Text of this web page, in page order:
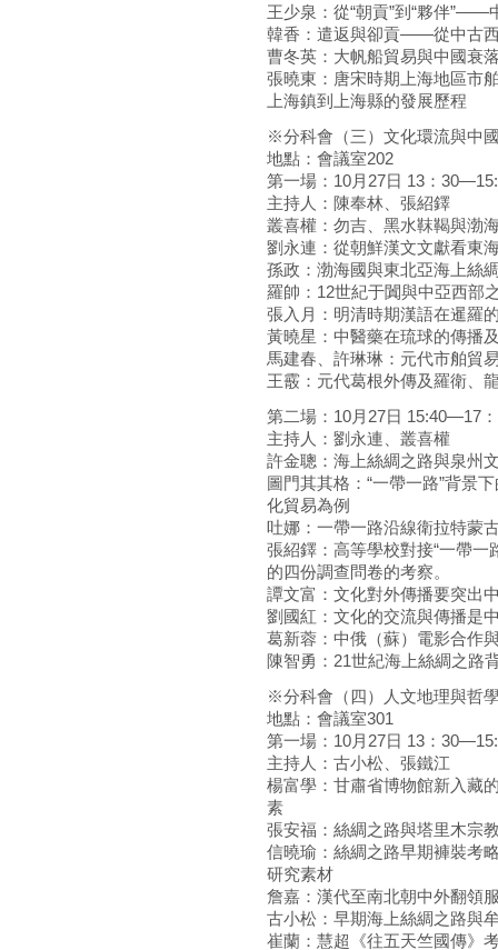
王少泉：從“朝貢”到“夥伴”——
韓香：遣返與卻貢——從中古
曹冬英：大帆船貿易與中國
張曉東：唐宋時期上海地區市
上海鎮到上海縣的發展歷程
※分科會（三）文化環流與中
地點：會議室202
第一場：10月27日 13：
主持人：陳奉林、張紹鐸
叢喜權：勿吉、黑水靺鞨與渤
劉永連：從朝鮮漢文文獻看東
孫政：渤海國與東北亞海上絲
羅帥：12世紀于闐與中亞西部
張入月：明清時期漢語在暹羅
黃曉星：中醫藥在琉球的傳播
馬建春、許琳琳：元代市舶貿
王霰：元代葛根外傳及羅衛、
第二場：10月27日 15:40—17
主持人：劉永連、叢喜權
許金聰：海上絲綢之路與泉州
圖門其其格：“一帶一路”背景
化貿易為例
吐娜：一帶一路沿線衛拉特蒙
張紹鐸：高等學校對接“一帶
的四份調查問卷的考察。
譚文富：文化對外傳播要突出
劉國紅：文化的交流與傳播是
葛新蓉：中俄（蘇）電影合作
陳智勇：21世紀海上絲綢之路
※分科會（四）人文地理與哲
地點：會議室301
第一場：10月27日 13：
主持人：古小松、張鐵江
楊富學：甘肅省博物館新入藏
素
張安福：絲綢之路與塔里木宗
信曉瑜：絲綢之路早期褲裝考
研究素材
詹嘉：漢代至南北朝中外翻領
古小松：早期海上絲綢之路與
崔蘭：慧超《往五天竺國傳》